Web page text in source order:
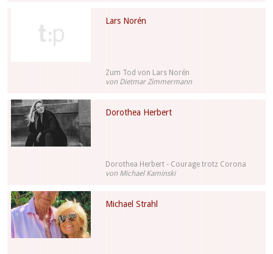
Lars Norén
Zum Tod von Lars Norén
von Dietmar Zimmermann
Dorothea Herbert
Dorothea Herbert - Courage trotz Corona
von Michael Kaminski
Michael Strahl